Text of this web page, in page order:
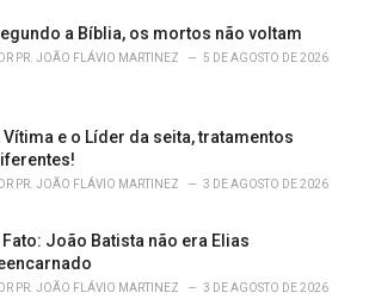
a Bíblia, os mortos não voltam
PR. JOÃO FLÁVIO MARTINEZ 5 DE AGOSTO DE 2026
Vítima e o Líder da seita, tratamentos
PR. JOÃO FLÁVIO MARTINEZ 3 DE AGOSTO DE 2026
Fato: João Batista não era Elias
PR. JOÃO FLÁVIO MARTINEZ 3 DE AGOSTO DE 2026